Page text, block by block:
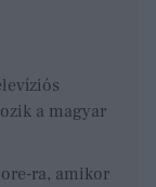
a magyar
ra, amikor